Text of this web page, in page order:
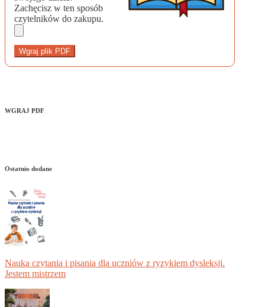
Zachęcisz w ten sposób
czytelników do zakupu.
Wgraj plik PDF
WGRAJ PDF
Ostatnio dodane
Nauka czytania i pisania dla uczniów z ryzykiem dysleksji.
Jestem mistrzem